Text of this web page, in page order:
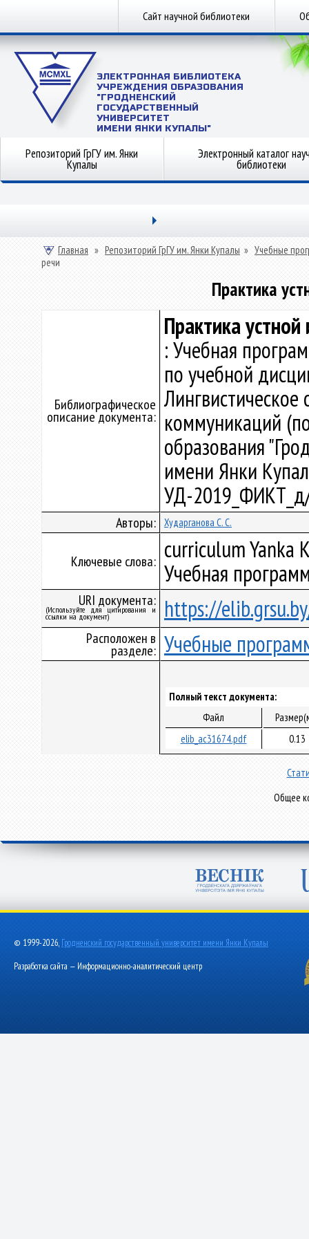
Сайт научной библиотеки
ЭЛЕКТРОННАЯ БИБЛИОТЕКА
УЧРЕЖДЕНИЯ ОБРАЗОВАНИЯ
"ГРОДНЕНСКИЙ
ГОСУДАРСТВЕННЫЙ
УНИВЕРСИТЕТ
ИМЕНИ ЯНКИ КУПАЛЫ"
Репозиторий ГрГУ им. Янки
Купалы
Электронный каталог
библиотеки
Главная » Репозиторий ГрГУ им. Янки Купалы » Учебные
речи
Практика
Библиографическое
описание документа:
Практика
: Учебная
по учебной
коммуникаций
образования
имени Янки
УД-
Авторы: Хударганова С. С.
Ключевые слова: curriculum Yanka
Учебная
URI документа:
(Используйте для цитирования и
ссылки на документ) https://
Расположен в
разделе: Учебные
Полный текст документа:
Файл
elib_ac31674.pdf
0.13
Общее
© 1999-2026, Гродненский государственный университет имени Янки Купалы
Разработка сайта — Информационно-аналитический центр